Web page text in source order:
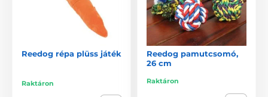
Reedog répa plüss játék
Raktáron
Reedog pamutcsomó,
26 cm
Raktáron